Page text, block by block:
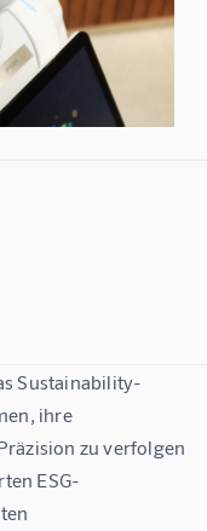
Sustainability-
ihre
zu verfolgen
ESG-